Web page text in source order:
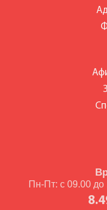
Пн-Пт: с 09.00